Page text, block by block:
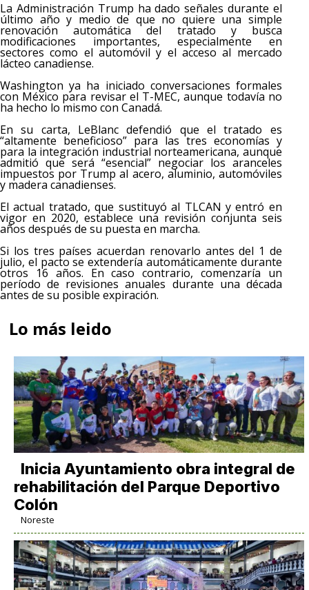
La Administración Trump ha dado señales durante el
último año y medio de que no quiere una simple
renovación automática del tratado y busca
modificaciones importantes, especialmente en
sectores como el automóvil y el acceso al mercado
lácteo canadiense.
Washington ya ha iniciado conversaciones formales
con México para revisar el T-MEC, aunque todavía no
ha hecho lo mismo con Canadá.
En su carta, LeBlanc defendió que el tratado es
“altamente beneficioso” para las tres economías y
para la integración industrial norteamericana, aunque
admitió que será “esencial” negociar los aranceles
impuestos por Trump al acero, aluminio, automóviles
y madera canadienses.
El actual tratado, que sustituyó al TLCAN y entró en
vigor en 2020, establece una revisión conjunta seis
años después de su puesta en marcha.
Si los tres países acuerdan renovarlo antes del 1 de
julio, el pacto se extendería automáticamente durante
otros 16 años. En caso contrario, comenzaría un
período de revisiones anuales durante una década
antes de su posible expiración.
Lo más leido
Inicia Ayuntamiento obra integral de
rehabilitación del Parque Deportivo
Colón
Noreste